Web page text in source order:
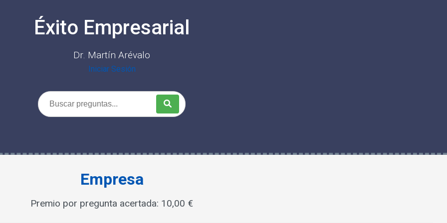
Éxito Empresarial
Dr. Martín Arévalo
Iniciar Sesión
Empresa
Premio por pregunta acertada: 10,00 €